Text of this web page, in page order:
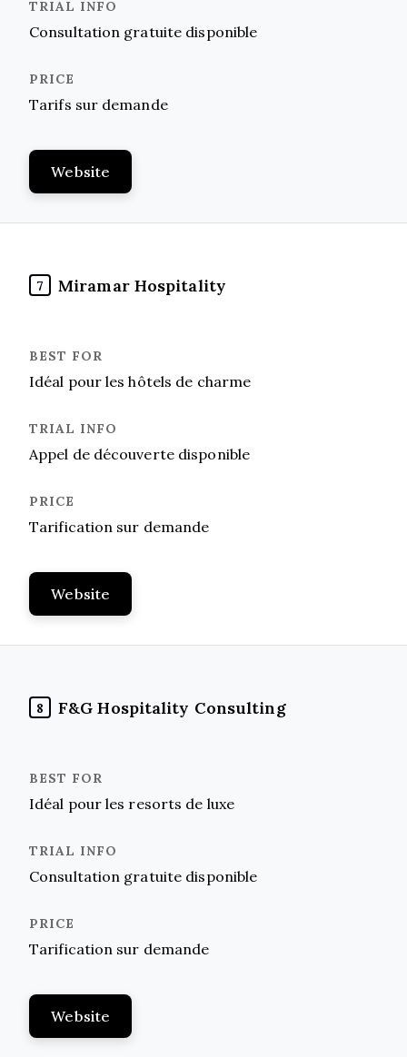
Consultation gratuite disponible
Tarifs sur demande
Website
7 Miramar Hospitality
Idéal pour les hôtels de charme
Appel de découverte disponible
Tarification sur demande
Website
8 F&G Hospitality Consulting
Idéal pour les resorts de luxe
Consultation gratuite disponible
Tarification sur demande
Website